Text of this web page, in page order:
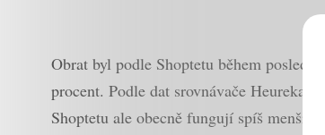
Obrat byl podle Shoptetu během
procent. Podle dat srovnávače Heureka
Shoptetu ale obecně fungují spíš menší a